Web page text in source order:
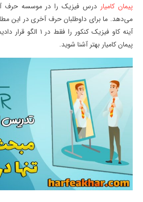
پیمان کامیار درس فیزیک را در موسسه حرف
می‌دهد. ما برای داوطلبان حرف آخری در این
آینه کاو فیزیک کنکور
پیمان کامیار بهتر آشنا شوید.